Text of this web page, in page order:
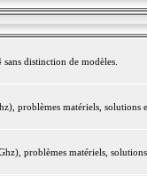
distinction de modèles.
problèmes matériels, solutions
problèmes matériels, solutions